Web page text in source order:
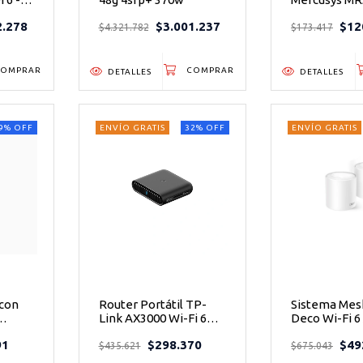
$4.321.782 $3.001.237
DETALLES
Gigabit WiFi
$173.417
DETALLES
% OFF 32% OFF
ENVÍO GRATIS
Router Portátil TP-
Link AX3000 Wi-Fi 6
USB 3.0 VPN
$435.621 $298.370
ENVÍO GRATIS
Sistema
Deco Wi-Fi 6
Cobertura
$675.043